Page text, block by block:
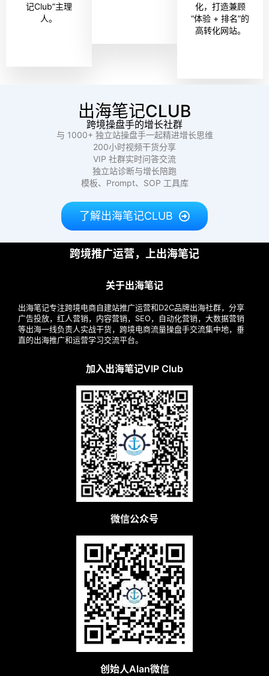
记Club”主理
人。
化，打造兼顾
“体验 + 排名”的
高转化网站。
出海笔记CLUB
跨境操盘手的增长社群
与 1000+ 独立站操盘手一起精进增长思维
200小时视频干货分享
VIP 社群实时问答交流
独立站诊断与增长陪跑
模板、Prompt、SOP 工具库
了解出海笔记CLUB
跨境推广运营，上出海笔记
关于出海笔记
出海笔记专注跨境电商自建站推广运营和D2C品牌出海社群，分享
广告投放，红人营销，内容营销，SEO，自动化营销，大数据营销
等出海一线负责人实战干货，跨境电商流量操盘手交流集中地，垂
直的出海推广和运营学习交流平台。
加入出海笔记VIP Club
微信公众号
创始人Alan微信